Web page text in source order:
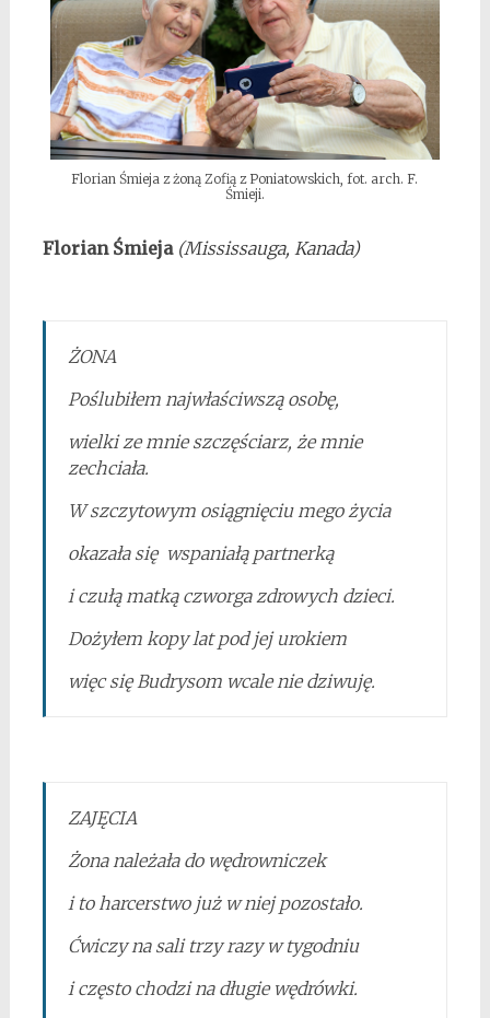
Florian Śmieja z żoną Zofią z Poniatowskich, fot. arch. F.
Śmieji.
Florian Śmieja (Mississauga, Kanada)
ŻONA
Poślubiłem najwłaściwszą osobę,
wielki ze mnie szczęściarz, że mnie
zechciała.
W szczytowym osiągnięciu mego życia
okazała się wspaniałą partnerką
i czułą matką czworga zdrowych dzieci.
Dożyłem kopy lat pod jej urokiem
więc się Budrysom wcale nie dziwuję.
ZAJĘCIA
Żona należała do wędrowniczek
i to harcerstwo już w niej pozostało.
Ćwiczy na sali trzy razy w tygodniu
i często chodzi na długie wędrówki.